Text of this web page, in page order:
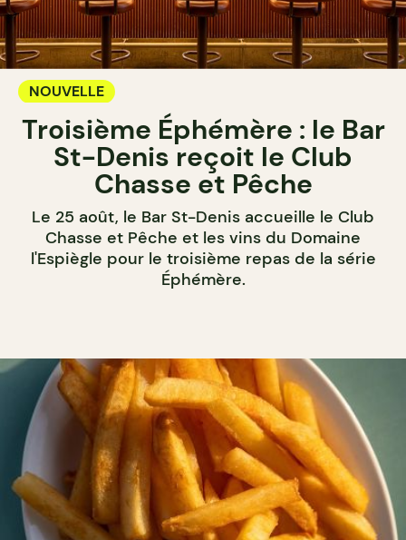
NOUVELLE
Troisième Éphémère : le Bar
St-Denis reçoit le Club
Chasse et Pêche
Le 25 août, le Bar St-Denis accueille le Club
Chasse et Pêche et les vins du Domaine
l'Espiègle pour le troisième repas de la série
Éphémère.